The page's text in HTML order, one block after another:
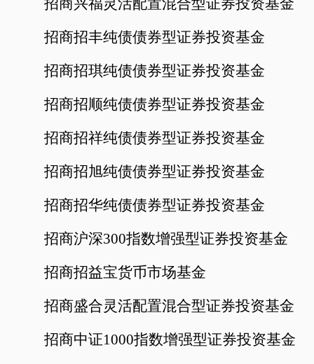
招商兴福灵活配置混合型证券投资基金
招商招丰纯债债券型证券投资基金
招商招琪纯债债券型证券投资基金
招商招顺纯债债券型证券投资基金
招商招祥纯债债券型证券投资基金
招商招旭纯债债券型证券投资基金
招商招华纯债债券型证券投资基金
招商沪深300指数增强型证券投资基金
招商招益宝货币市场基金
招商盛合灵活配置混合型证券投资基金
招商中证1000指数增强型证券投资基金